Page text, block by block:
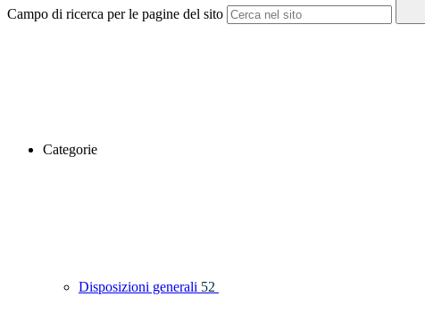
Campo di ricerca per le pagine del sito
Categorie
Disposizioni generali 52